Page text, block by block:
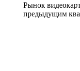
Рынок
предыдущим